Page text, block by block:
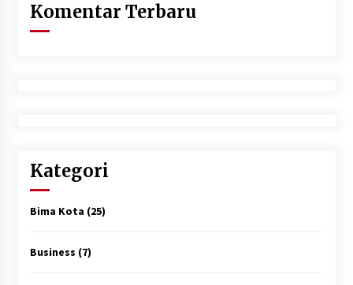
Komentar Terbaru
Kategori
Bima Kota (25)
Business (7)